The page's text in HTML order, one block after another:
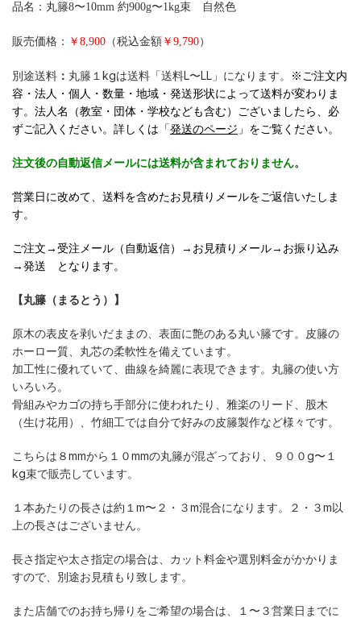
品名：丸籐8〜10mm 約900g〜1kg束 自然色
販売価格： ￥8,900 （税込金額 ￥9,790）
別途送料 ： 丸籐１kgは送料「送料L〜LL」になります。
※ご注文内
容・法人・個人・数量・地域・発送形状によって送料が変わりま
す。法人名（教室・団体・学校なども含む）ございましたら、必
ずご記入ください。詳しくは「発送のページ 」をご覧ください。
注文後の自動返信メールには送料が含まれておりません。
営業日に改めて、送料を含めたお見積りメールをご返信いたしま
す。
ご注文→受注メール（自動返信）→お見積りメール→お振り込み
→発送 となります。
【丸籐（まるとう）】
原木の表皮を剥いだままの、表面に艶のある丸い籐です。皮籐の
ホーロー質、丸芯の柔軟性を備えています。
加工性に優れていて、曲線を綺麗に表現できます。丸籐の使い方
いろいろ。
骨組みやカゴの持ち手部分に使われたり、雅楽のリード、股木
（生け花用）、竹細工では自分で好みの皮籐製作など様々です。
こちらは８mmから１０mmの丸籐が混ざっており、９００g〜１
kg束で販売しています。
１本あたりの長さは約１m〜２・３m混合になります。２・３m以
上の長さはございません。
長さ指定や太さ指定の場合は、カット料金や選別料金がかかりま
すので、別途お見積もり致します。
また店舗でのお持ち帰りをご希望の場合は、１〜３営業日までに